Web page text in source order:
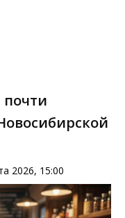
почти
2026, 15:00